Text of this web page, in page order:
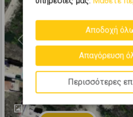
1
Previous
Αποδοχή
Απαγόρευση
Περισσότερες